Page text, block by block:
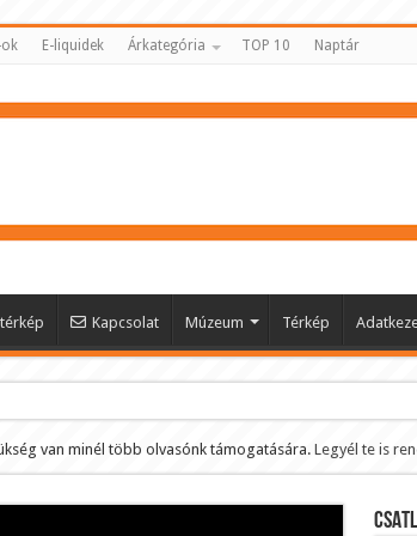
ok E-liquidek Árkategória TOP 10 Naptár
Kapcsolat Múzeum Térkép
van minél több olvasónk támogatására.Legyél te is